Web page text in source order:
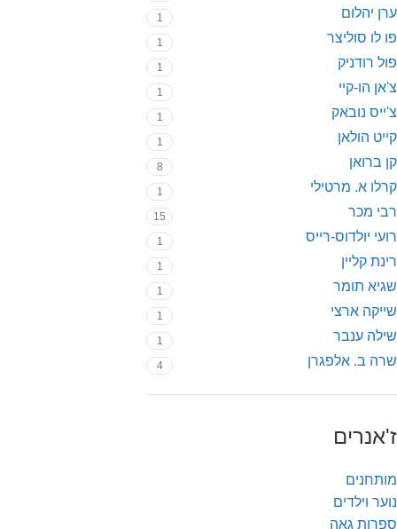
ערן יהלום 1
פו לו סוליצר 1
פול רודניק 1
צ'אן הו-קיי 1
צ'ייס נובאק 1
קייט הולאן 1
קן ברואן 8
קרלו א. מרטילי 1
רבי מכר 15
רועי יולדוס-רייס 1
רינת קליין 1
שגיא תומר 1
שייקה ארצי 1
שילה ענבר 1
שרה ב. אלפגרן 4
ז'אנרים
מותחנים
נוער וילדים
ספרות גאה